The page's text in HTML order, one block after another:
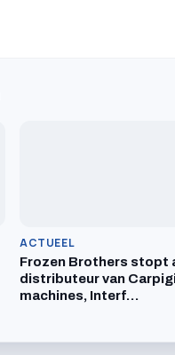
ACTUEEL
Frozen Brothers stopt
distributeur van
machines, Interf…